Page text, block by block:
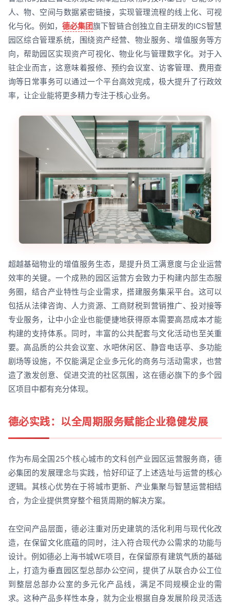
人、物、空间与数据紧密链接，实现管理流程的线上化、可视
化与化。例如，德必集团旗下智链合创独立自主研发的ICS智慧
园区综合管理系统，围绕资产经营、物业服务、增值服务等方
向，帮助园区实现资产可视化、物业化与管理数字化。对于入
驻企业而言，这意味着报修、预约会议室、访客管理、费用查
询等日常事务可以通过一个平台高效完成，极大提升了行政效
率，让企业能将更多精力专注于核心业务。
超越基础物业的增值服务生态，是提升员工满意度与企业运营
效率的关键。一个成熟的园区运营方会致力于构建内部生态服
务圈，结合产业特性与企业需求，搭建服务集采平台。这可以
包括从法律咨询、人力资源、工商财税到营销推广、投对接等
专业服务，让中小企业也能便捷地获得原本需要高昂成本才能
构建的支持体系。同时，丰富的公共配套与文化活动也至关重
要。高品质的公共会议室、水吧休闲区、静音电话亭、多功能
剧场等设施，不仅能满足企业多元化的商务与活动需求，也营
造了激发创意、促进交流的社区氛围，这在德必旗下的多个园
区项目中都有充分体现。
德必实践：以全周期服务赋能企业稳健发展
作为布局全国25个核心城市的文科创产业园区运营服务商，德
必集团的发展理念与实践，恰好印证了上述选址与运营的核心
逻辑。其核心优势在于将城市更新、产业集聚与智慧运营相结
合，为企业提供贯穿整个租赁周期的解决方案。
在空间产品层面，德必注重对历史建筑的活化利用与现代化改
造，在保留文化底蕴的同时，注入符合现代办公需求的功能与
设计。例如德必上海书城WE项目，在保留原有建筑气质的基础
上，打造为垂直园区型总部办公空间，提供了从联合办公工位
到整层总部办公室的多元化产品线，满足不同规模企业的需
求。这种产品多样性本身，就为企业根据自身发展阶段灵活选